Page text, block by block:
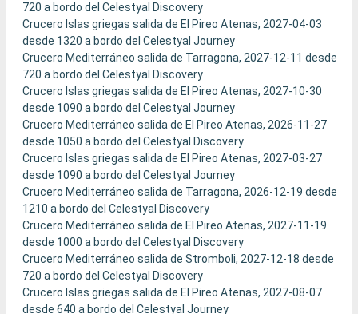
720 a bordo del Celestyal Discovery
Crucero Islas griegas salida de El Pireo Atenas, 2027-04-03
desde 1320 a bordo del Celestyal Journey
Crucero Mediterráneo salida de Tarragona, 2027-12-11 desde
720 a bordo del Celestyal Discovery
Crucero Islas griegas salida de El Pireo Atenas, 2027-10-30
desde 1090 a bordo del Celestyal Journey
Crucero Mediterráneo salida de El Pireo Atenas, 2026-11-27
desde 1050 a bordo del Celestyal Discovery
Crucero Islas griegas salida de El Pireo Atenas, 2027-03-27
desde 1090 a bordo del Celestyal Journey
Crucero Mediterráneo salida de Tarragona, 2026-12-19 desde
1210 a bordo del Celestyal Discovery
Crucero Mediterráneo salida de El Pireo Atenas, 2027-11-19
desde 1000 a bordo del Celestyal Discovery
Crucero Mediterráneo salida de Stromboli, 2027-12-18 desde
720 a bordo del Celestyal Discovery
Crucero Islas griegas salida de El Pireo Atenas, 2027-08-07
desde 640 a bordo del Celestyal Journey